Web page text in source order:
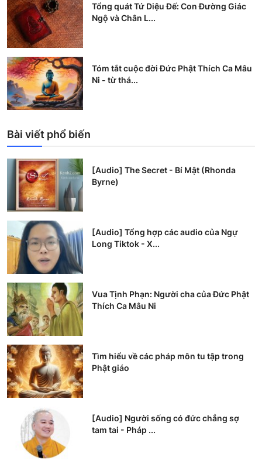
Tổng quát Tứ Diệu Đế: Con Đường Giác
Ngộ và Chân L...
Tóm tắt cuộc đời Đức Phật Thích Ca Mâu
Ni - từ thá...
Bài viết phổ biến
[Audio] The Secret - Bí Mật (Rhonda
Byrne)
[Audio] Tổng hợp các audio của Ngự
Long Tiktok - X...
Vua Tịnh Phạn: Người cha của Đức Phật
Thích Ca Mâu Ni
Tìm hiểu về các pháp môn tu tập trong
Phật giáo
[Audio] Người sống có đức chẳng sợ
tam tai - Pháp ...